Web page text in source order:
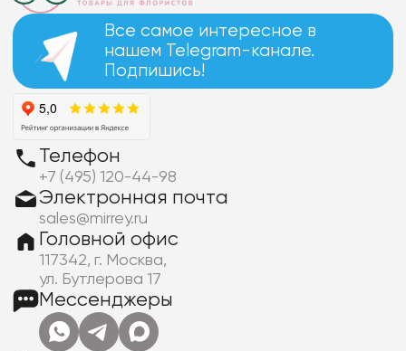
Все самое интересное в
нашем Telegram-канале.
Подпишись!
Телефон
+7 (495) 120-44-98
Электронная почта
sales@mirrey.ru
Головной офис
117342, г. Москва,
ул. Бутлерова 17
Мессенджеры